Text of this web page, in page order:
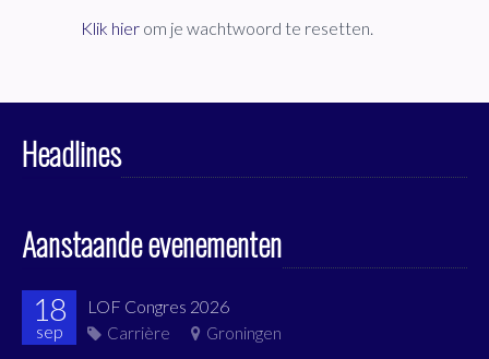
Klik hier om je wachtwoord te resetten.
Headlines
Aanstaande evenementen
18
sep
LOF Congres 2026
Carrière Groningen